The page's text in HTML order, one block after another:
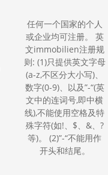
任何一个国家的个人
或企业均可注册。 英
文immobilien注册规
则: (1)只提供英文字母
(a-z,不区分大小写)、
数字(0-9)、以及”-“(英
文中的连词号,即中横
线),不能使用空格及特
殊字符(如!、$、&、?
等)。 (2)”-“不能用作
开头和结尾。